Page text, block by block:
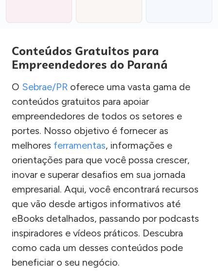
Conteúdos Gratuitos para
Empreendedores do Paraná
O Sebrae/PR oferece uma vasta gama de
conteúdos gratuitos para apoiar
empreendedores de todos os setores e
portes. Nosso objetivo é fornecer as
melhores ferramentas, informações e
orientações para que você possa crescer,
inovar e superar desafios em sua jornada
empresarial. Aqui, você encontrará recursos
que vão desde artigos informativos até
eBooks detalhados, passando por podcasts
inspiradores e vídeos práticos. Descubra
como cada um desses conteúdos pode
beneficiar o seu negócio.